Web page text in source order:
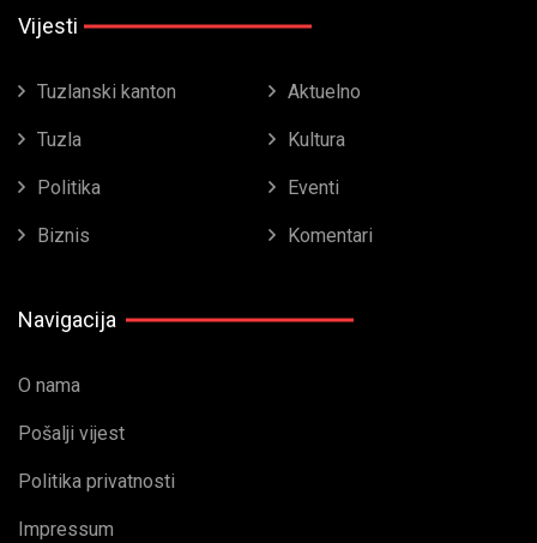
Vijesti
Tuzlanski kanton Aktuelno
Tuzla Kultura
Politika Eventi
Biznis Komentari
Navigacija
O nama
Pošalji vijest
Politika privatnosti
Impressum